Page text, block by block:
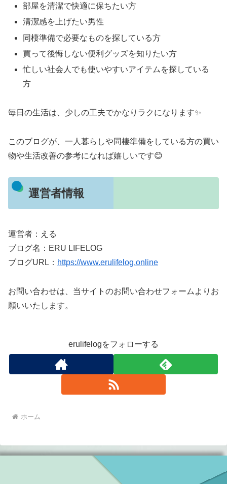
部屋を清潔で快適に保ちたい方
清潔感を上げたい男性
同棲準備で必要なものを探している方
買って後悔しない便利グッズを知りたい方
忙しい社会人でも使いやすいアイテムを探している
方
毎日の生活は、少しの工夫でかなりラクになります✨
このブログが、一人暮らしや同棲準備をしている方の買い
物や生活改善の参考になれば嬉しいです😊
運営者情報
運営者：える
ブログ名：ERU LIFELOG
ブログURL： https://www.erulifelog.online
お問い合わせは、当サイトのお問い合わせフォームよりお
願いいたします。
erulifelogをフォローする
ホーム